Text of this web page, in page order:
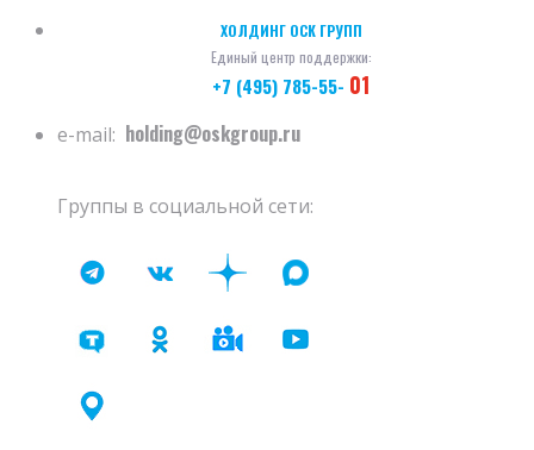
ХОЛДИНГ ОСК ГРУПП
Единый центр поддержки:
+7 (495) 785-55- 01
e-mail: holding@oskgroup.ru
Группы в социальной сети: